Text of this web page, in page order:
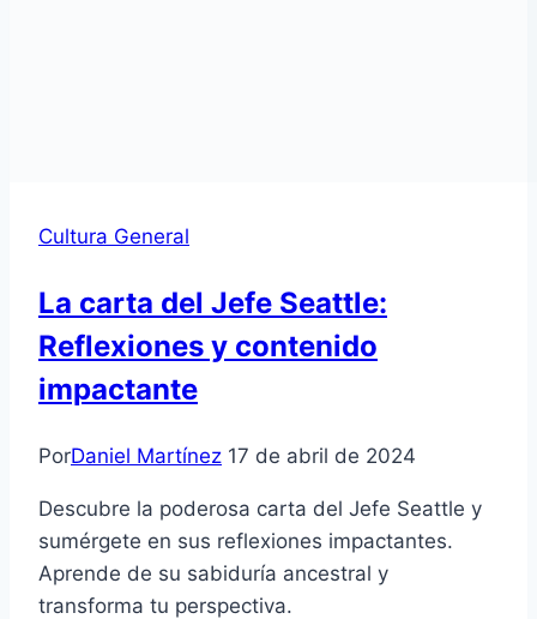
Cultura General
La carta del Jefe Seattle:
Reflexiones y contenido
impactante
PorDaniel Martínez 17 de abril de 2024
Descubre la poderosa carta del Jefe Seattle y
sumérgete en sus reflexiones impactantes.
Aprende de su sabiduría ancestral y
transforma tu perspectiva.